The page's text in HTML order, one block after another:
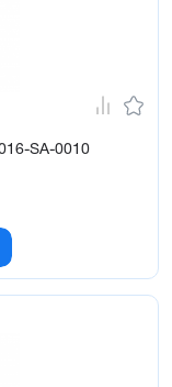
SA-0010